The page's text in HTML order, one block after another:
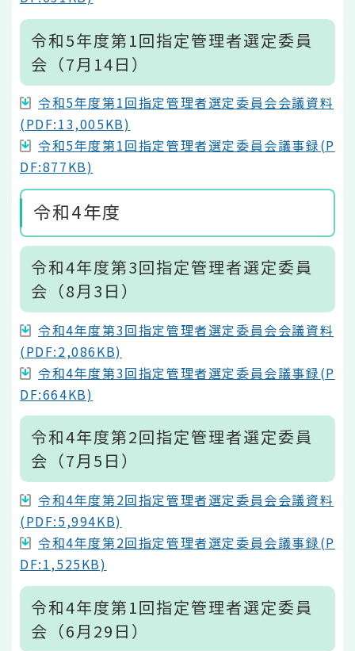
令和5年度第1回指定管理者選定委員
会（7月14日）
令和5年度第1回指定管理者選定委員会会議資料
(PDF:13,005KB)
令和5年度第1回指定管理者選定委員会議事録(P
DF:877KB)
令和4年度
令和4年度第3回指定管理者選定委員
会（8月3日）
令和4年度第3回指定管理者選定委員会会議資料
(PDF:2,086KB)
令和4年度第3回指定管理者選定委員会議事録(P
DF:664KB)
令和4年度第2回指定管理者選定委員
会（7月5日）
令和4年度第2回指定管理者選定委員会会議資料
(PDF:5,994KB)
令和4年度第2回指定管理者選定委員会議事録(P
DF:1,525KB)
令和4年度第1回指定管理者選定委員
会（6月29日）